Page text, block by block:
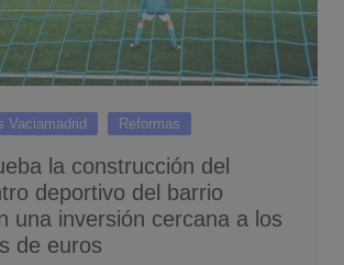
Vaciamadrid Reformas
la construcción del
deportivo del barrio
una inversión cercana a los
de euros